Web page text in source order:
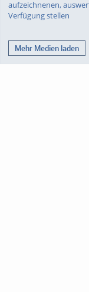
aufzeichnenen,
Verfügung stellen
Mehr Medien laden